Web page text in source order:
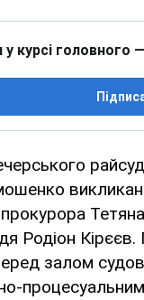
курсі головного
прокурора
Родіон
залом